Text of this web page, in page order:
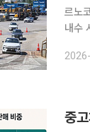
르노
내수
의 첫
중